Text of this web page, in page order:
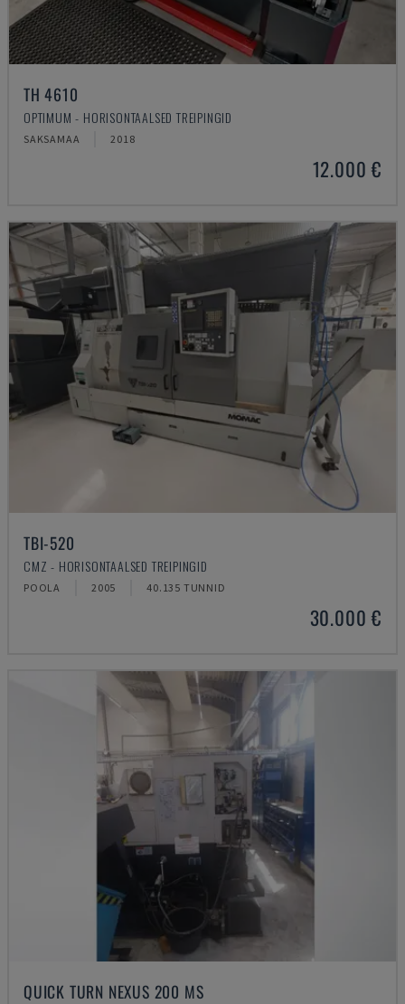
TH 4610
OPTIMUM - HORISONTAALSED TREIPINGID
SAKSAMAA 2018
12.000 €
TBI-520
CMZ - HORISONTAALSED TREIPINGID
POOLA 2005 40.135 TUNNID
30.000 €
QUICK TURN NEXUS 200 MS